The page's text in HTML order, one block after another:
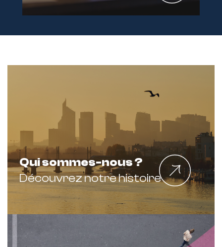
Qui sommes-nous ?
Découvrez notre histoire